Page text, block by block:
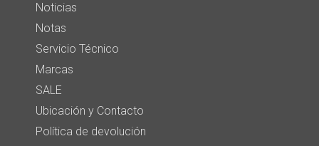
Noticias
Notas
Servicio Técnico
Marcas
SALE
Ubicación y Contacto
Política de devolución